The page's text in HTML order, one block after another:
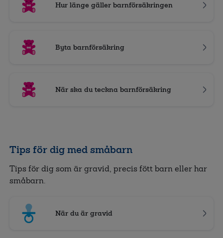
Hur länge gäller barnförsäkringen
Byta barnförsäkring
När ska du teckna barnförsäkring
Tips för dig med småbarn
Tips för dig som är gravid, precis fött barn eller har
småbarn.
När du är gravid